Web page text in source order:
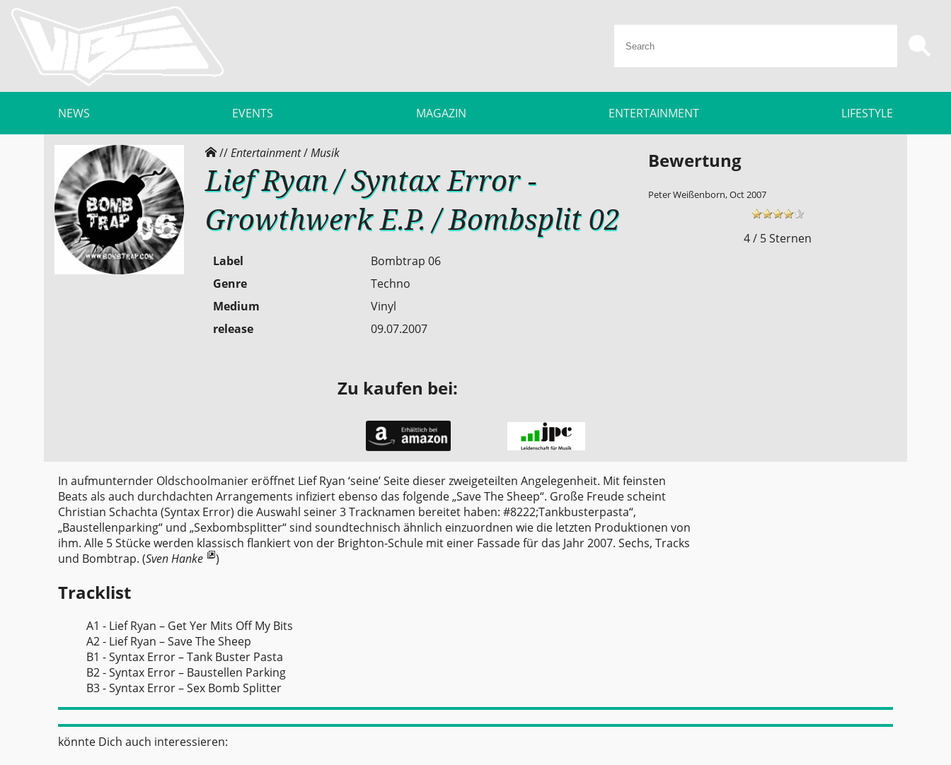
NEWS EVENTS MAGAZIN ENTERTAINMENT LIFESTYLE
//Entertainment/Musik
Lief Ryan / Syntax Error -
Growthwerk E.P. / Bombsplit 02
Label
Bombtrap 06
Genre
Techno
Medium
Vinyl
release
09.07.2007
Bewertung
Peter Weißenborn, Oct 2007
4 / 5 Sternen
Zu kaufen bei:
In aufmunternder Oldschoolmanier eröffnet Lief Ryan ‘seine’ Seite dieser zweigeteilten Angelegenheit. Mit feinsten
Beats als auch durchdachten Arrangements infiziert ebenso das folgende „Save The Sheep“. Große Freude scheint
Christian Schachta (Syntax Error) die Auswahl seiner 3 Tracknamen bereitet haben: #8222;Tankbusterpasta“,
„Baustellenparking“ und „Sexbombsplitter“ sind soundtechnisch ähnlich einzuordnen wie die letzten Produktionen von
ihm. Alle 5 Stücke werden klassisch flankiert von der Brighton-Schule mit einer Fassade für das Jahr 2007. Sechs, Tracks
und Bombtrap. (Sven Hanke )
Tracklist
A1 - Lief Ryan – Get Yer Mits Off My Bits
A2 - Lief Ryan – Save The Sheep
B1 - Syntax Error – Tank Buster Pasta
B2 - Syntax Error – Baustellen Parking
B3 - Syntax Error – Sex Bomb Splitter
könnte Dich auch interessieren: